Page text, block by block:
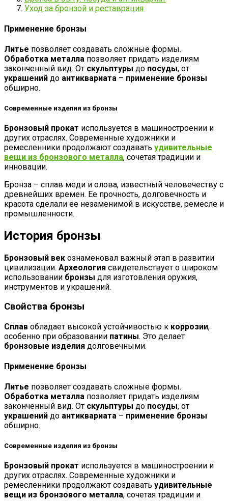
Уход за бронзой и реставрация
Применение бронзы
Литье позволяет создавать сложные формы.
Обработка металла позволяет придать изделиям
законченный вид. От скульптуры до посуды, от
украшений до антиквариата – применение бронзы
обширно.
Современные изделия из бронзы
Бронзовый прокат используется в машиностроении и
других отраслях. Современные художники и
ремесленники продолжают создавать удивительные
вещи из бронзового металла, сочетая традиции и
инновации.
Бронза – сплав меди и олова, известный человечеству с
древнейших времен. Ее прочность, долговечность и
красота сделали ее незаменимой в искусстве, ремесле и
промышленности.
История бронзы
Бронзовый век ознаменовал важный этап в развитии
цивилизации. Археология свидетельствует о широком
использовании бронзы для изготовления оружия,
инструментов и украшений.
Свойства бронзы
Сплав обладает высокой устойчивостью к коррозии,
особенно при образовании патины. Это делает
бронзовые изделия долговечными.
Применение бронзы
Литье позволяет создавать сложные формы.
Обработка металла позволяет придать изделиям
законченный вид. От скульптуры до посуды, от
украшений до антиквариата – применение бронзы
обширно.
Современные изделия из бронзы
Бронзовый прокат используется в машиностроении и
других отраслях. Современные художники и
ремесленники продолжают создавать удивительные
вещи из бронзового металла, сочетая традиции и